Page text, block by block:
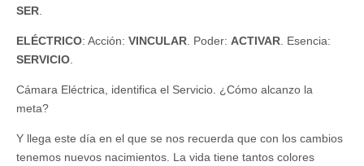
SER.
ELÉCTRICO: Acción: VINCULAR. Poder: ACTIVAR. Esencia:
SERVICIO.
Cámara Eléctrica, identifica el Servicio. ¿Cómo alcanzo la
meta?
Y llega este día en el que se nos recuerda que con los cambios
tenemos nuevos nacimientos. La vida tiene tantos colores